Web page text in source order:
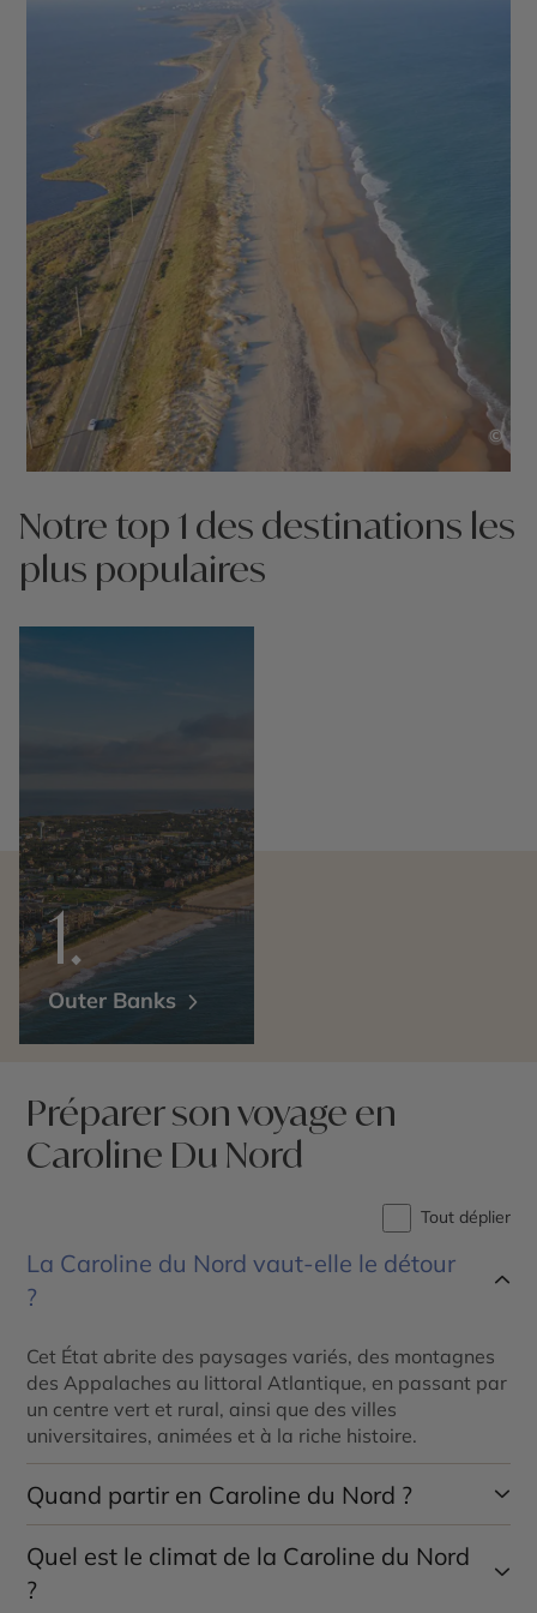
©
Notre top 1 des destinations les
plus populaires
Outer Banks
Préparer son voyage en
Caroline Du Nord
Tout déplier
La Caroline du Nord vaut-elle le détour
?
Cet État abrite des paysages variés, des montagnes
des Appalaches au littoral Atlantique, en passant par
un centre vert et rural, ainsi que des villes
universitaires, animées et à la riche histoire.
Quand partir en Caroline du Nord ?
La meilleure période pour un voyage en Caroline du
Nord est d’avril à octobre. Pendant ces mois, les
températures sont les plus chaudes. Situées au-
Quel est le climat de la Caroline du Nord
?